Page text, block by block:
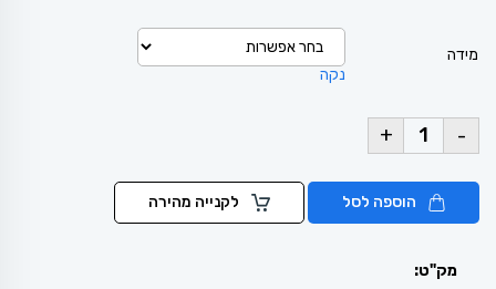
מידה
נקה
-
+
הוספה לסל לקנייה מהירה
מק"ט: